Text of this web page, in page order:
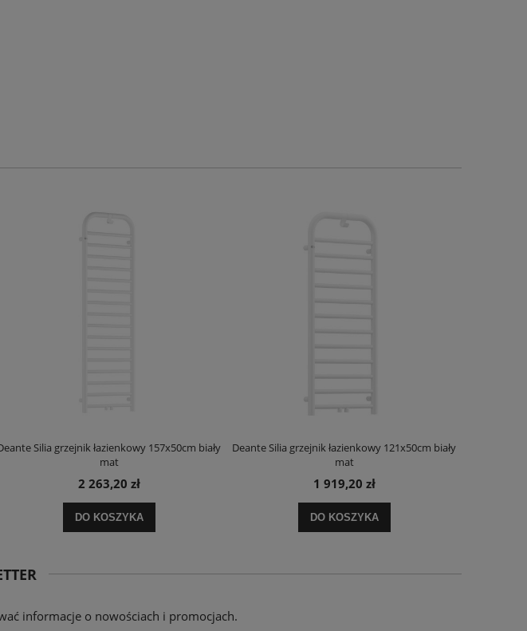
Silia grzejnik łazienkowy 157x50cm biały
mat
2 263,20 zł
DO KOSZYKA
Deante Silia grzejnik łazienkowy 121x50cm biały
mat
1 919,20 zł
DO KOSZYKA
informacje o nowościach i promocjach.